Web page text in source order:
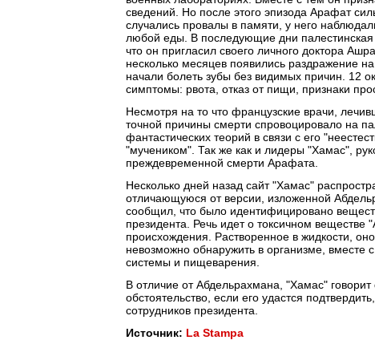
сведений. Но после этого эпизода Арафат
случались провалы в памяти, у него
любой еды. В последующие дни палестинская
что он пригласил своего личного доктора
несколько месяцев появились раздражение
начали болеть зубы без видимых причин. 12
симптомы: рвота, отказ от пищи, признаки
Несмотря на то что французские врачи,
точной причины смерти спровоцировало на
фантастических теорий в связи с его
"мучеником". Так же как и лидеры "Хамас",
преждевременной смерти Арафата.
Несколько дней назад сайт "Хамас"
отличающуюся от версии, изложенной
сообщил, что было идентифицировано
президента. Речь идет о токсичном веществе
происхождения. Растворенное в жидкости,
невозможно обнаружить в организме,
системы и пищеварения.
В отличие от Абдельрахмана, "Хамас"
обстоятельство, если его удастся
сотрудников президента.
Источник: La Stampa